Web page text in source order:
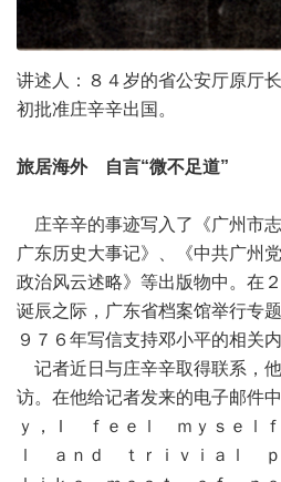
讲述人：８４岁的省公安厅原厅
初批准庄辛辛出国。
旅居海外 自言“微不足道”
庄辛辛的事迹写入了《广州市
广东历史大事记》、《中共广州
政治风云述略》等出版物中。在
诞辰之际，广东省档案馆举行专
９７６年写信支持邓小平的相关内
记者近日与庄辛辛取得联系，
访。在他给记者发来的电子邮
ｙ，Ｉ ｆｅｅｌ ｍｙｓｅ
ｌ ａｎｄ ｔｒｉｖｉａｌ